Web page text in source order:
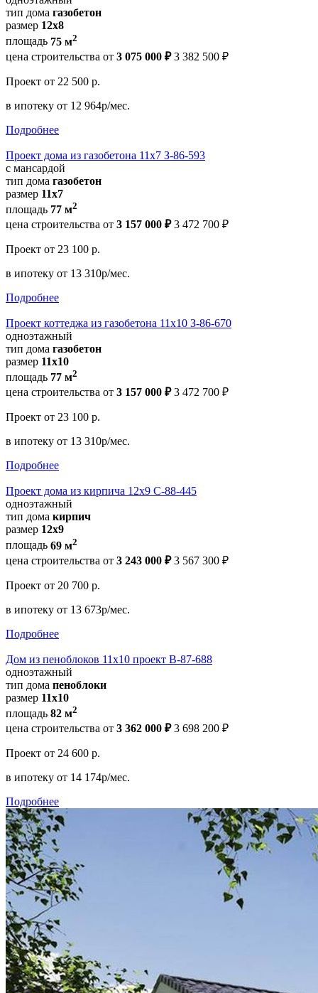
тип дома газобетон
размер 12x8
площадь 75 м2
цена строительства от 3 075 000 ₽ 3 382 500 ₽
Проект от 22 500 р.
в ипотеку от 12 964р/мес.
Подробнее
Проект дома из газобетона 11х7 З-86-593
с мансардой
тип дома газобетон
размер 11х7
площадь 77 м2
цена строительства от 3 157 000 ₽ 3 472 700 ₽
Проект от 23 100 р.
в ипотеку от 13 310р/мес.
Подробнее
Проект коттеджа из газобетона 11х10 З-86-670
одноэтажный
тип дома газобетон
размер 11x10
площадь 77 м2
цена строительства от 3 157 000 ₽ 3 472 700 ₽
Проект от 23 100 р.
в ипотеку от 13 310р/мес.
Подробнее
Проект дома из кирпича 12х9 С-88-445
одноэтажный
тип дома кирпич
размер 12х9
площадь 69 м2
цена строительства от 3 243 000 ₽ 3 567 300 ₽
Проект от 20 700 р.
в ипотеку от 13 673р/мес.
Подробнее
Дом из пеноблоков 11х10 проект В-87-688
одноэтажный
тип дома пеноблоки
размер 11x10
площадь 82 м2
цена строительства от 3 362 000 ₽ 3 698 200 ₽
Проект от 24 600 р.
в ипотеку от 14 174р/мес.
Подробнее